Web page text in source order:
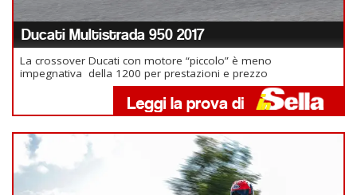
Ducati Multistrada 950 2017
La crossover Ducati con motore “piccolo” è meno
impegnativa della 1200 per prestazioni e prezzo